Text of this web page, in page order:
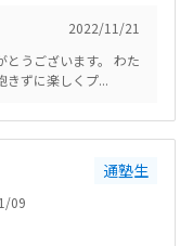
どもとしては、やはり
は楽しいようです。あ
、オリジナルキャラクタ
しの時間でも教室の前
近いので迷惑になって
えに行って、教室の目
せん。しっかりと子ど
。たくさんのロボッ
ナリティがあって子ど
ルに通っていた時期も
だと思うのですがとに
れています。2，3ヶ月
にプログラミングが身に
使用するロボットもオ
いう堅苦しさをなるべ
子供が楽しめるカリキ
させてくれます！ロボ
ングしたり3Dプリンタ
2022/11/21
とうございます。 わた
きずに楽しくプ...
通塾生
09